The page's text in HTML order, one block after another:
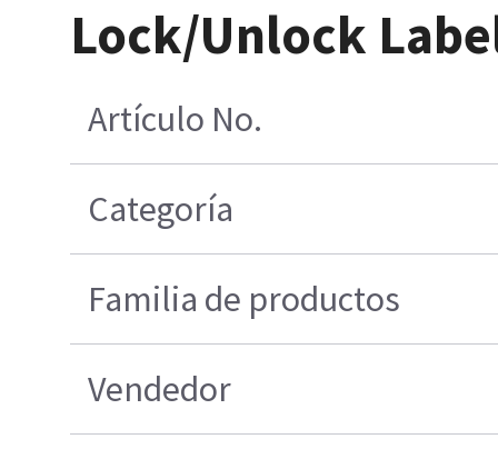
Lock/Unlock
Artículo No.
Categoría
Familia de productos
Vendedor